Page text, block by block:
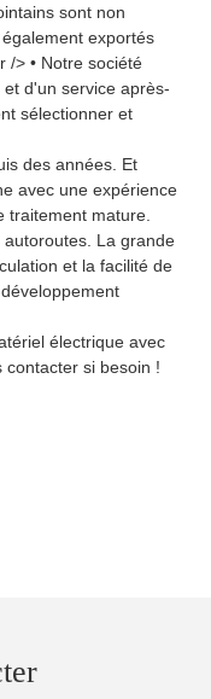
sont non
exportés
/> • Notre société
d'un service après-
sélectionner et
des années. Et
avec une expérience
traitement mature.
La grande
et la facilité de
électrique avec
contacter si besoin !